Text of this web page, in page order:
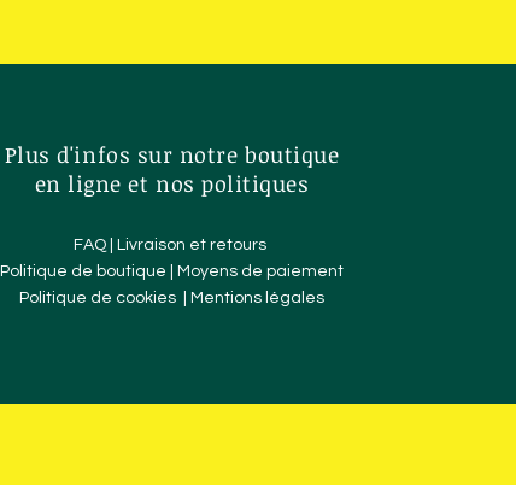
Plus d'infos sur notre boutique
en ligne et nos politiques
FAQ |Livraison et retours
Politique de boutique |Moyens de paiement
Politique de cookies
| Mentions légales